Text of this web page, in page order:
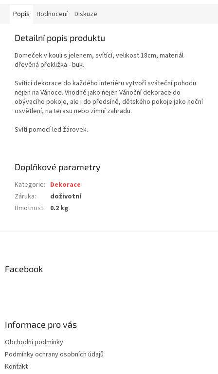
Popis Hodnocení Diskuze
Detailní popis produktu
Domeček v kouli s jelenem, svítící, velikost 18cm, materiál
dřevěná překližka - buk.
Svítící dekorace do každého interiéru vytvoří sváteční pohodu
nejen na Vánoce. Vhodné jako nejen Vánoční dekorace do
obývacího pokoje, ale i do předsíně, dětského pokoje jako noční
osvětlení, na terasu nebo zimní zahradu.
Svítí pomocí led žárovek.
Doplňkové parametry
Kategorie: Dekorace
Záruka:
doživotní
Hmotnost: 0.2 kg
Facebook
Informace pro vás
Obchodní podmínky
Podmínky ochrany osobních údajů
Kontakt